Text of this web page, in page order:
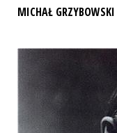
MICHAŁ GRZYBOWSKI